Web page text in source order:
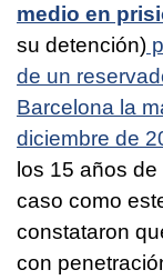
medio en
su detención)
de un
Barcelona la
diciembre de
los 15 años
caso como
constataron
con